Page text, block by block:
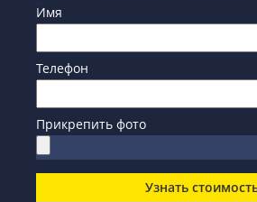
Имя
Телефон
Прикрепить фото
Узнать